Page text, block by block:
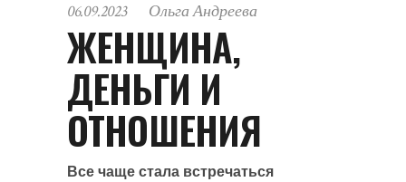
06.09.2023 Ольга Андреева
ЖЕНЩИНА,
ДЕНЬГИ И
ОТНОШЕНИЯ
Все чаще стала встречаться